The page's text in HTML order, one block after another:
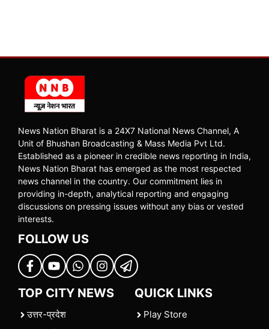
News Nation Bharat is a 24X7 National News Channel, A
Unit of Bhushan Broadcasting & Mass Media Pvt Ltd.
Established as a pioneer in credible news reporting in India,
News Nation Bharat has emerged as the most respected
news channel in the country. Our commitment lies in
providing in-depth, analytical reporting and engaging
discussions on pressing issues without any bias or vested
interests.
FOLLOW US
TOP CITY NEWS
उत्तर-प्रदेश
QUICK LINKS
Play Store